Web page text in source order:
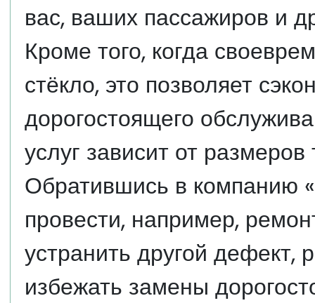
вас, ваших пассажиров и
Кроме того, когда
стёкло, это позволяет
дорогостоящего
услуг зависит от
Обратившись в компанию
провести, например,
устранить другой дефект,
избежать замены